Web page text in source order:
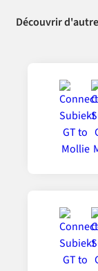
Découvrir